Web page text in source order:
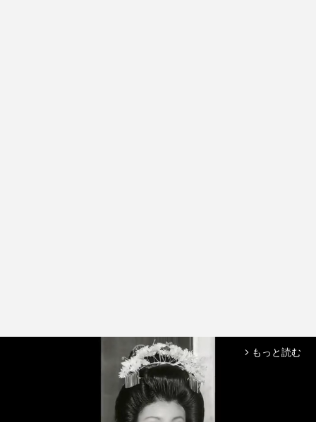
arrow_forward_ios もっと読む